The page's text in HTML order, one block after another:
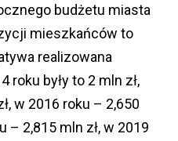
budżetu miasta
mieszkańców to
realizowana
roku były to 2 mln zł,
w 2016 roku – 2,650
– 2,815 mln zł, w 2019